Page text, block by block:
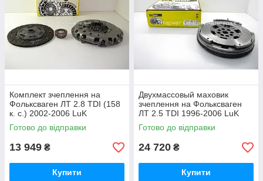
Комплект зчеплення на
Фольксваген ЛТ 2.8 TDI (158
к. с.) 2002-2006 LuK
(Німеччина) 624313100
Готово до відправки
13 949 ₴
Купити
Двухмассовый маховик
зчеплення на Фольксваген
ЛТ 2.5 TDI 1996-2006 LuK
(Німеччина) 415019110
Готово до відправки
24 720 ₴
Купити